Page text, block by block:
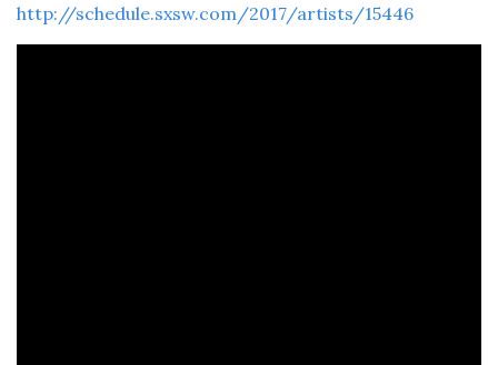
http://schedule.sxsw.com/2017/artists/15446